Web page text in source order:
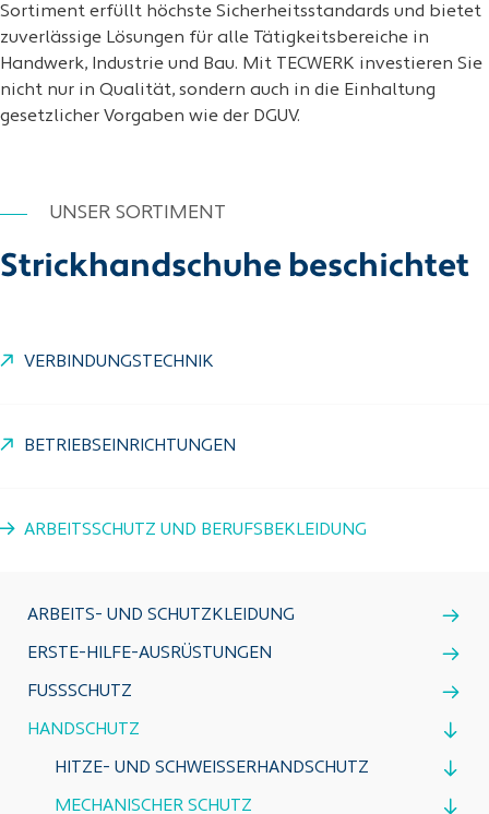
Sortiment erfüllt höchste Sicherheitsstandards und bietet
zuverlässige Lösungen für alle Tätigkeitsbereiche in
Handwerk, Industrie und Bau. Mit TECWERK investieren Sie
nicht nur in Qualität, sondern auch in die Einhaltung
gesetzlicher Vorgaben wie der DGUV.
UNSER SORTIMENT
Strickhandschuhe beschichtet
VERBINDUNGSTECHNIK
BETRIEBSEINRICHTUNGEN
ARBEITSSCHUTZ UND BERUFSBEKLEIDUNG
ARBEITS- UND SCHUTZKLEIDUNG
ERSTE-HILFE-AUSRÜSTUNGEN
FUSSSCHUTZ
HANDSCHUTZ
HITZE- UND SCHWEISSERHANDSCHUTZ
MECHANISCHER SCHUTZ